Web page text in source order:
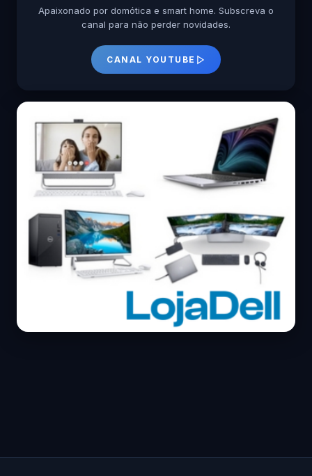
Apaixonado por domótica e smart home. Subscreva o
canal para não perder novidades.
CANAL YOUTUBE